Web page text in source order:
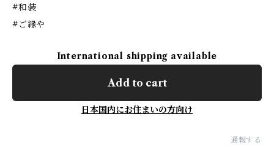
#和装
#ご縁や
International shipping available
Add to cart
日本国内にお住まいの方向け
通報する